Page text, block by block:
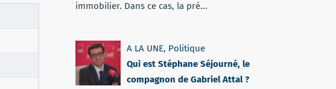
immobilier. Dans ce cas, la pré...
A LA UNE, Politique
Qui est Stéphane Séjourné, le
compagnon de Gabriel Attal ?